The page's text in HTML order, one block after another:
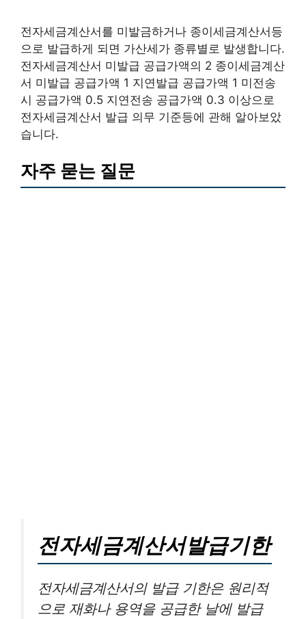
전자세금계산서를 미발금하거나 종이세금계산서등
으로 발급하게 되면 가산세가 종류별로 발생합니다.
전자세금계산서 미발급 공급가액의 2 종이세금계산
서 미발급 공급가액 1 지연발급 공급가액 1 미전송
시 공급가액 0.5 지연전송 공급가액 0.3 이상으로
전자세금계산서 발급 의무 기준등에 관해 알아보았
습니다.
자주 묻는 질문
전자세금계산서발급기한
전자세금계산서의 발급 기한은 원리적
으로 재화나 용역을 공급한 날에 발급